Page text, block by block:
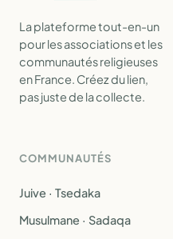
La plateforme tout-en-un
pour les associations et les
communautés religieuses
en France. Créez du lien,
pas juste de la collecte.
COMMUNAUTÉS
Juive · Tsedaka
Musulmane · Sadaqa